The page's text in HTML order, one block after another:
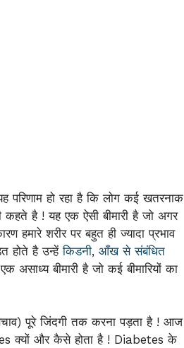
हो रहा है कि लोग कई खतरनाक
कहते है ! यह एक ऐसी बीमारी है जो अगर
शरीर पर बहुत ही ज्यादा प्रभाव
होते है उन्हेंकिडनी, आँख से संबंधित
बीमारी है जो कई बीमारियों का
पूरे जिंदगी तक करना पड़ता है ! आज
क्यों और कैसे होता है ! Diabetes के